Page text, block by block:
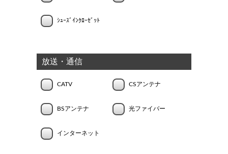
ｼｭｰｽﾞｲﾝｸﾛｰｾﾞｯﾄ
放送・通信
CATV CSアンテナ
BSアンテナ 光ファイバー
インターネット